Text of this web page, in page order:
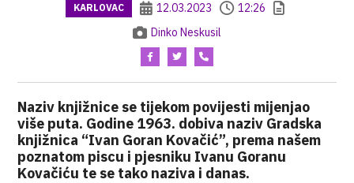
KARLOVAC 12.03.2023
12:26
Dinko Neskusil
Naziv knjižnice se tijekom povijesti mijenjao
više puta. Godine 1963. dobiva naziv Gradska
knjižnica “Ivan Goran Kovačić”, prema našem
poznatom piscu i pjesniku Ivanu Goranu
Kovačiću te se tako naziva i danas.